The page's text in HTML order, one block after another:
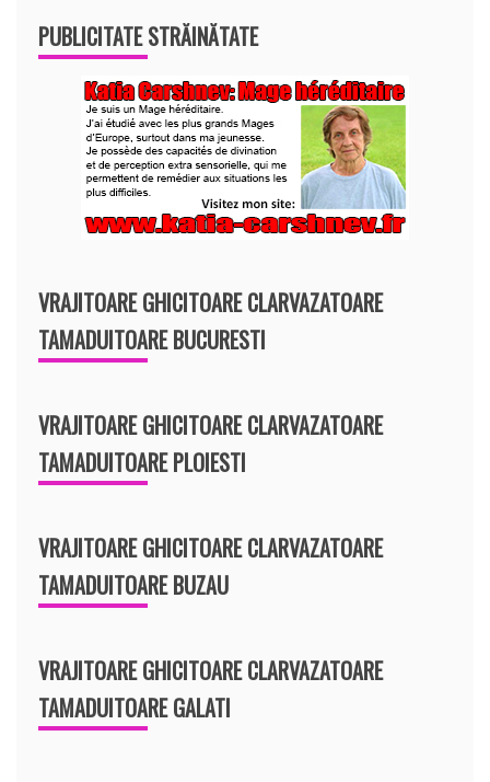
PUBLICITATE STRĂINĂTATE
VRAJITOARE GHICITOARE CLARVAZATOARE
TAMADUITOARE BUCURESTI
VRAJITOARE GHICITOARE CLARVAZATOARE
TAMADUITOARE PLOIESTI
VRAJITOARE GHICITOARE CLARVAZATOARE
TAMADUITOARE BUZAU
VRAJITOARE GHICITOARE CLARVAZATOARE
TAMADUITOARE GALATI